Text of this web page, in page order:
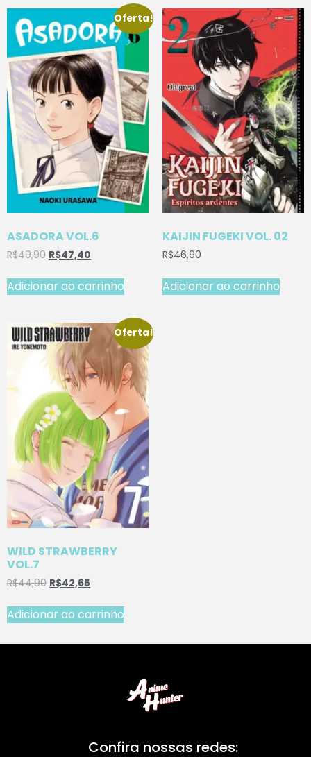
Oferta!
ASADORA VOL.6
R$49,90 R$47,40
Adicionar ao carrinho
KAIJIN FUGEKI VOL. 02
R$46,90
Adicionar ao carrinho
Oferta!
WILD STRAWBERRY
VOL.7
R$44,90 R$42,65
Adicionar ao carrinho
Confira nossas redes: